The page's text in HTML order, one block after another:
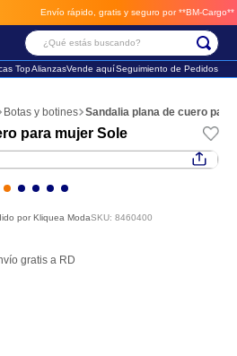
Envío rápido, gratis y seguro por **BM-Cargo**
¿Qué estás buscando?
TopAlianzasVende aquíSeguimiento de Pedidos
Botas y botines Sandalia plana de cuero para
para mujer Sole
por Kliquea ModaSKU: 8460400
gratis a RD